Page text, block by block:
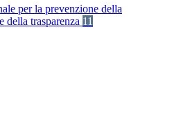
per la prevenzione della
della trasparenza 11